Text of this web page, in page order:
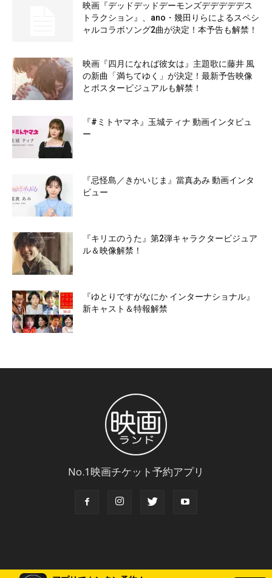
映画『デッドデッドデーモンズデデデデデス
トラクション』、ano・幾田りらによるスペシ
ャルコラボソング2曲が決定！本予告も解禁！
映画『四月になれば彼女は』主題歌に藤井 風
の新曲「満ちてゆく」が決定！最新予告映像
とポスタービジュアルも解禁！
『#ミトヤマネ』玉城ティナ 動画インタビュ
ー
『忌怪島／きかいじま』當真あみ 動画インタ
ビュー
『キリエのうた』第2弾キャラクタービジュア
ル＆映像解禁！
『ゆとりですがなにか インターナショナル』
新キャスト＆特報解禁
No.1映画チケット予約アプリ